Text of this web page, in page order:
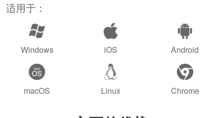
适用于：
Windows iOS Android
macOS Linux Chrome